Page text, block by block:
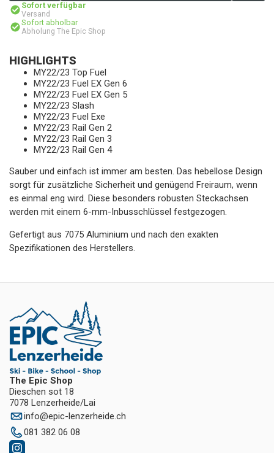
Sofort verfügbar
Versand
Sofort abholbar
Abholung The Epic Shop
HIGHLIGHTS
MY22/23 Top Fuel
MY22/23 Fuel EX Gen 6
MY22/23 Fuel EX Gen 5
MY22/23 Slash
MY22/23 Fuel Exe
MY22/23 Rail Gen 2
MY22/23 Rail Gen 3
MY22/23 Rail Gen 4
Sauber und einfach ist immer am besten. Das hebellose Design
sorgt für zusätzliche Sicherheit und genügend Freiraum, wenn
es einmal eng wird. Diese besonders robusten Steckachsen
werden mit einem 6-mm-Inbusschlüssel festgezogen.
Gefertigt aus 7075 Aluminium und nach den exakten
Spezifikationen des Herstellers.
The Epic Shop
Dieschen sot 18
7078 Lenzerheide/Lai
info@epic-lenzerheide.ch
081 382 06 08